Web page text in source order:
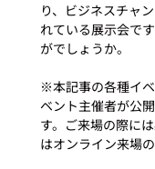
り、ビジネスチャ
れている展示会で
がでしょうか。
※本記事の各種イ
ベント主催者が公
す。ご来場の際に
はオンライン来場